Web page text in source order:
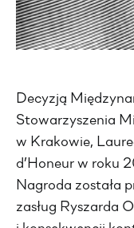
Decyzją
Stowarzyszenia
w Krakowie,
d’Honeur w roku
Nagroda została
zasług Ryszarda